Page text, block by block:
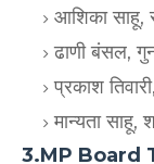
आशिका साहू,
ढाणी बंसल,
प्रकाश
मान्यता
3.MP Board